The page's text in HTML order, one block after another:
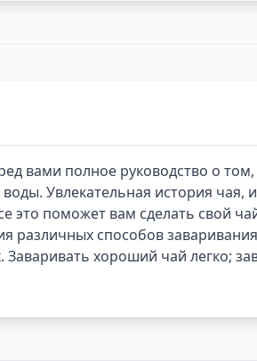
вами полное руководство о
Увлекательная история
это поможет вам сделать свой
различных способов
Заваривать хороший чай легко;